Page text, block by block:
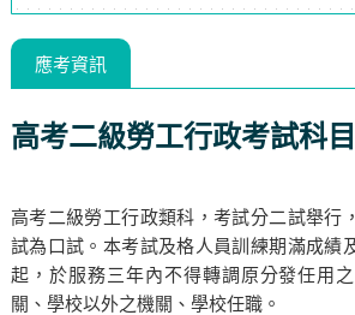
應考資訊
高考二級勞工行政考試科
高考二級勞工行政類科，考試分二試舉行
試為口試。本考試及格人員訓練期滿成績
起，於服務三年內不得轉調原分發任用
關、學校以外之機關、學校任職。